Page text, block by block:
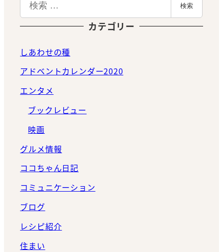
索
検索
カテゴリー
しあわせの種
アドベントカレンダー2020
エンタメ
ブックレビュー
映画
グルメ情報
ココちゃん日記
コミュニケーション
ブログ
レシピ紹介
住まい